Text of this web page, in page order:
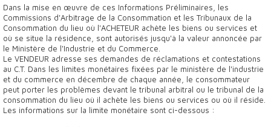
Dans la mise en œuvre de ces Informations Préliminaires, les
Commissions d'Arbitrage de la Consommation et les Tribunaux de la
Consommation du lieu où l'ACHETEUR achète les biens ou services et
où se situe la résidence, sont autorisés jusqu'à la valeur annoncée par
le Ministère de l'Industrie et du Commerce.
Le VENDEUR adresse ses demandes de réclamations et contestations
au C.T. Dans les limites monétaires fixées par le ministère de l'industrie
et du commerce en décembre de chaque année, le consommateur
peut porter les problèmes devant le tribunal arbitral ou le tribunal de la
consommation du lieu où il achète les biens ou services ou où il réside.
Les informations sur la limite monétaire sont ci-dessous :